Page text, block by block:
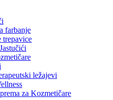
farbanje
trepavice
ležajevi
za Kozmetičare